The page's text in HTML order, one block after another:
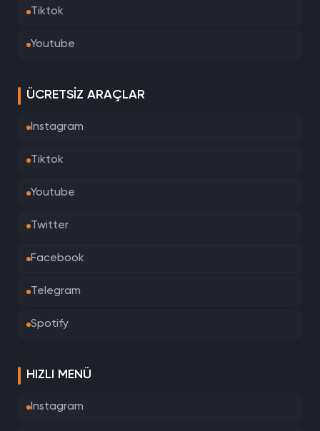
Tiktok
Youtube
ÜCRETSIZ ARAÇLAR
Instagram
Tiktok
Youtube
Twitter
Facebook
Telegram
Spotify
HIZLI MENÜ
Instagram